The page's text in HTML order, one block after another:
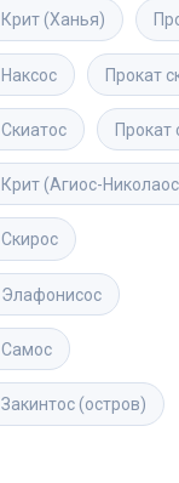
Крит (Ханья)
Наксос Прокат
Скиатос Прокат
Крит (Агиос-
Скирос
Элафонисос
Самос
Закинтос (остров)